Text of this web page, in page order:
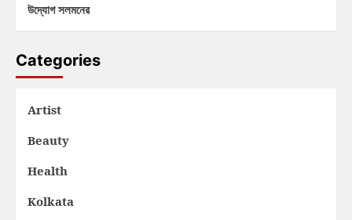
উদ্যোগ সলমনের
Categories
Artist
Beauty
Health
Kolkata